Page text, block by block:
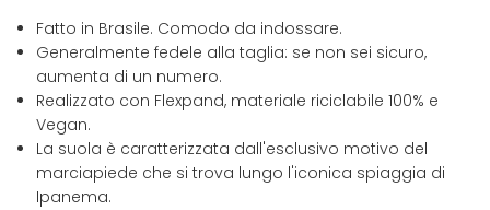
Fatto in Brasile. Comodo da indossare.
Generalmente fedele alla taglia: se non sei sicuro,
aumenta di un numero.
Realizzato con Flexpand, materiale riciclabile 100% e
Vegan.
La suola è caratterizzata dall'esclusivo motivo del
marciapiede che si trova lungo l'iconica spiaggia di
Ipanema.